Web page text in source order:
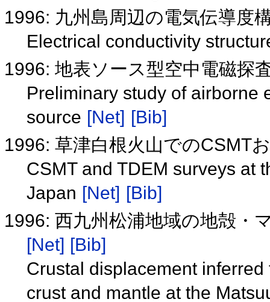
1996: 九州島周辺の電気伝導度
Electrical conductivity
1996: 地表ソース型空中電磁探
Preliminary study of airborne
source [Net] [Bib]
1996: 草津白根火山でのCSMT
CSMT and TDEM surveys at
Japan [Net] [Bib]
1996: 西九州松浦地域の地殻・
[Net] [Bib]
Crustal displacement
crust and mantle at the